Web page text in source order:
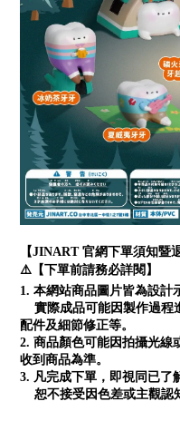
【JINART 官網下單須知暨
⚠️【下單前請務必詳閱】
1. 本網站商品圖片皆為設計
實際成品可能因製作過程
配件及細節修正等。
2. 商品顏色可能因拍攝光線
收到商品為準。
3. 凡完成下單，即視同已了
恕不接受因色差或主觀認